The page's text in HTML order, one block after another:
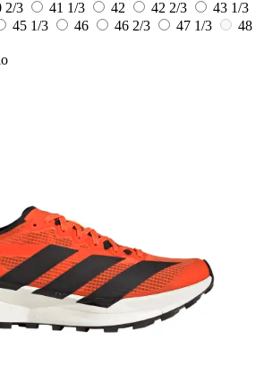
2/3 41 1/3 42 42 2/3
43 1/3
45 1/3 46 46 2/3 47 1/3
48